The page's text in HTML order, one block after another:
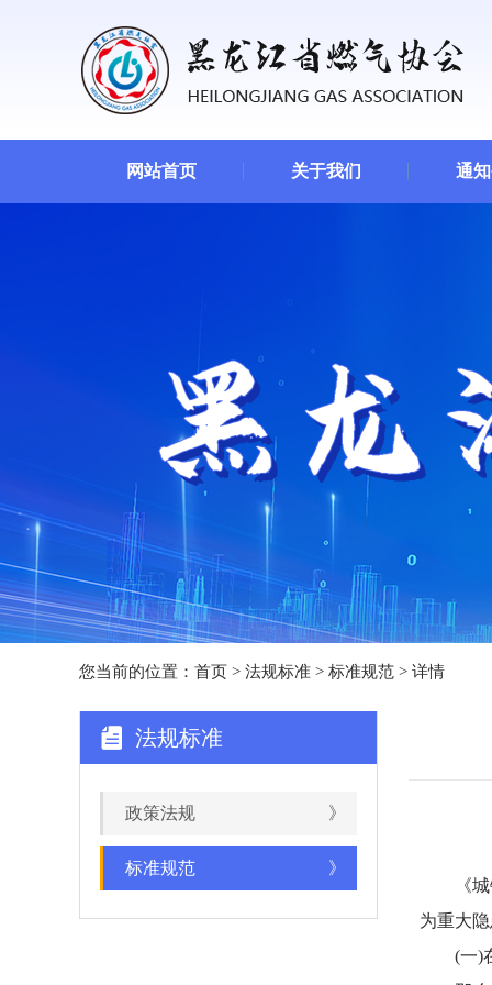
网站首页 关于我们 通
您当前的位置： 首页 > 法规标准 > 标准规范 > 详情
法规标准
政策法规 》
标准规范
》
《城镇
为重大
(一)在